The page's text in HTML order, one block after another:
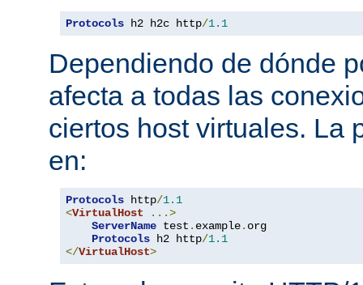
Protocols h2 h2c http/1.1
Dependiendo de dónde
afecta a todas las
ciertos host virtuales. La
en:
Protocols http/1.1
<VirtualHost
...>
ServerName test . example. org
Protocols h2 http/1.1
</VirtualHost>